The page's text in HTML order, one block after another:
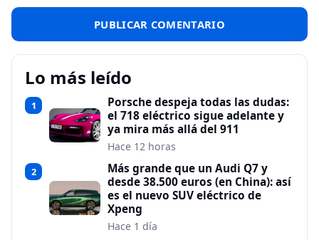
Lo más leído
1
Porsche despeja todas las dudas:
el 718 eléctrico sigue adelante y
ya mira más allá del 911
Hace 12 horas
2
Más grande que un Audi Q7 y
desde 38.500 euros (en China): así
es el nuevo SUV eléctrico de
Xpeng
Hace 1 día